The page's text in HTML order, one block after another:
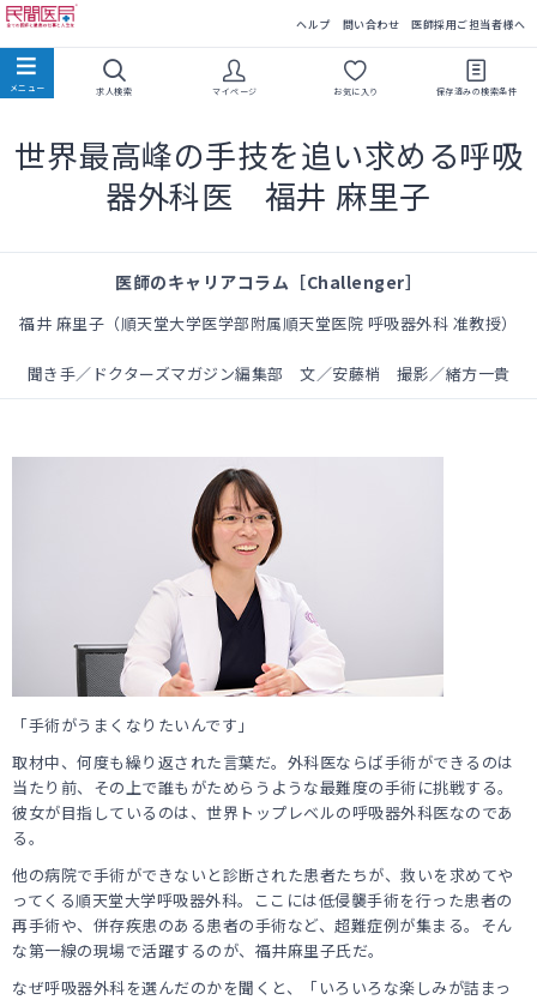
ヘルプ 問い合わせ 医師採用ご担当者様へ
求人検索 マイページ お気に入り 保存済みの検索条件
世界最高峰の手技を追い求める呼吸
器外科医 福井 麻里子
医師のキャリアコラム［Challenger］
福井 麻里子（順天堂大学医学部附属順天堂医院 呼吸器外科 准教授）
聞き手／ドクターズマガジン編集部 文／安藤梢 撮影／緒方一貴
「手術がうまくなりたいんです」
取材中、何度も繰り返された言葉だ。外科医ならば手術ができるのは
当たり前、その上で誰もがためらうような最難度の手術に挑戦する。
彼女が目指しているのは、世界トップレベルの呼吸器外科医なのであ
る。
他の病院で手術ができないと診断された患者たちが、救いを求めてや
ってくる順天堂大学呼吸器外科。ここには低侵襲手術を行った患者の
再手術や、併存疾患のある患者の手術など、超難症例が集まる。そん
な第一線の現場で活躍するのが、福井麻里子氏だ。
なぜ呼吸器外科を選んだのかを聞くと、「いろいろな楽しみが詰まっ